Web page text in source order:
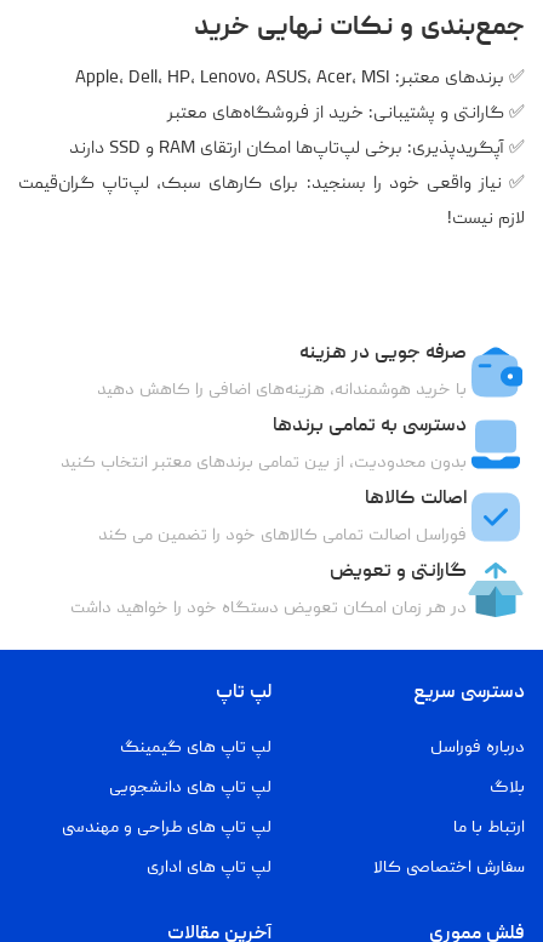
جمع‌بندی و نکات نهایی خرید
✅ برندهای معتبر: Apple، Dell، HP، Lenovo، ASUS، Acer، MSI
✅ گارانتی و پشتیبانی: خرید از فروشگاه‌های معتبر
✅ آپگریدپذیری: برخی لپ‌تاپ‌ها امکان ارتقای RAM و SSD دارند
✅ نیاز واقعی خود را بسنجید: برای کارهای سبک، لپ‌تاپ گران‌قیمت
لازم نیست!
صرفه جویی در هزینه
با خرید هوشمندانه، هزینه‌های اضافی را کاهش دهید
دسترسی به تمامی برندها
بدون محدودیت، از بین تمامی برندهای معتبر انتخاب کنید
اصالت کالاها
فوراسل اصالت تمامی کالاهای خود را تضمین می کند
گارانتی و تعویض
در هر زمان امکان تعویض دستگاه خود را خواهید داشت
دسترسی سریع
درباره فوراسل
بلاگ
ارتباط با ما
سفارش اختصاصی کالا
لپ تاپ
لپ تاپ های گیمینگ
لپ تاپ های دانشجویی
لپ تاپ های طراحی و مهندسی
لپ تاپ های اداری
فلش مموری آخرین مقالات